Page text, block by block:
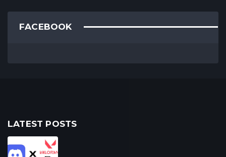
FACEBOOK
LATEST POSTS